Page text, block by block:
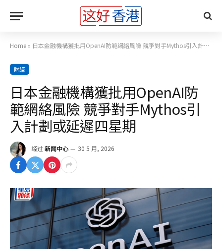
Home » 日本金融機構獲批用OpenAI防範網絡風險 競爭對手Mythos引入計劃或延遲四星期
財經
日本金融機構獲批用OpenAI防
範網絡風險 競爭對手Mythos引
入計劃或延遲四星期
经过 新闻中心 30 5 月, 2026